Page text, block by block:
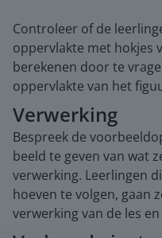
Controleer of de
oppervlakte met hokjes
berekenen door te
oppervlakte van het
Verwerking
Bespreek de
beeld te geven van wat
verwerking. Leerlingen
hoeven te volgen, gaan
verwerking van de les